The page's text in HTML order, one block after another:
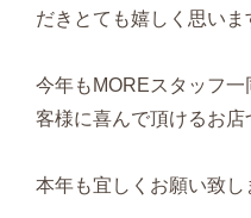
だきとても嬉しく思いま
今年もMOREスタッフ
客様に喜んで頂けるお店
本年も宜しくお願い致し